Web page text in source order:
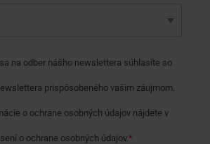
na odber nášho newslettera súhlasíte so
prispôsobeného vašim záujmom.
o ochrane osobných údajov nájdete v
o ochrane osobných údajov.*